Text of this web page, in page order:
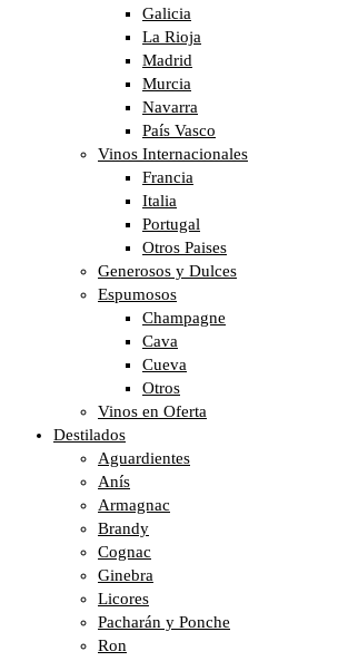
Galicia
La Rioja
Madrid
Murcia
Navarra
País Vasco
Vinos Internacionales
Francia
Italia
Portugal
Otros Paises
Generosos y Dulces
Espumosos
Champagne
Cava
Cueva
Otros
Vinos en Oferta
Destilados
Aguardientes
Anís
Armagnac
Brandy
Cognac
Ginebra
Licores
Pacharán y Ponche
Ron